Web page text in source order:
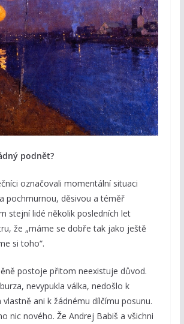
podnět?
označovali momentální situaci
pochmurnou, děsivou a téměř
stejní lidé několik posledních let
že „máme se dobře tak jako ještě
si toho“.
postoje přitom neexistuje důvod.
nevypukla válka, nedošlo k
vlastně ani k žádnému dílčímu posunu.
nic nového. Že Andrej Babiš a všichni